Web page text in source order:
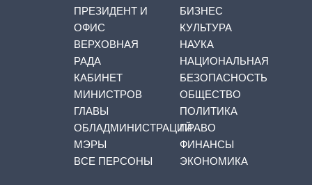
ПРЕЗИДЕНТ И
ОФИС
ВЕРХОВНАЯ
РАДА
КАБИНЕТ
МИНИСТРОВ
ГЛАВЫ
ОБЛАДМИНИСТРАЦИЙ
МЭРЫ
ВСЕ ПЕРСОНЫ
БИЗНЕС
КУЛЬТУРА
НАУКА
НАЦИОНАЛЬНАЯ
БЕЗОПАСНОСТЬ
ОБЩЕСТВО
ПОЛИТИКА
ПРАВО
ФИНАНСЫ
ЭКОНОМИКА